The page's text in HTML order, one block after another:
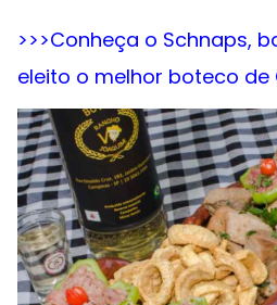
>>>Conheça o Schnaps,
eleito o melhor boteco de